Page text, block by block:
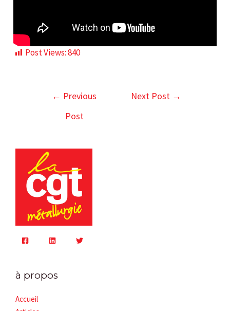
Post Views:840
← Previous
Post
Next Post →
à propos
Accueil